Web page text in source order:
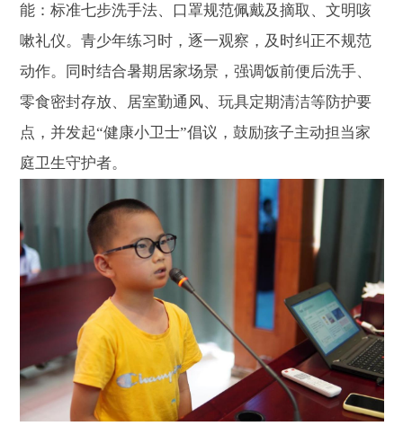
能：标准七步洗手法、口罩规范佩戴及摘取、文明咳
嗽礼仪。青少年练习时，逐一观察，及时纠正不规范
动作。同时结合暑期居家场景，强调饭前便后洗手、
零食密封存放、居室勤通风、玩具定期清洁等防护要
点，并发起“健康小卫士”倡议，鼓励孩子主动担当家
庭卫生守护者。